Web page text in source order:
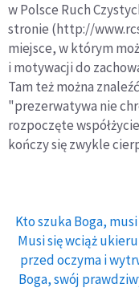
w Polsce Ruch
stronie (http://
miejsce, w którym
i motywacji do
Tam też można
"prezerwatywa nie
rozpoczęte
kończy się zwykle
Kto szuka Boga,
Musi się wciąż
przed oczyma i
Boga, swój